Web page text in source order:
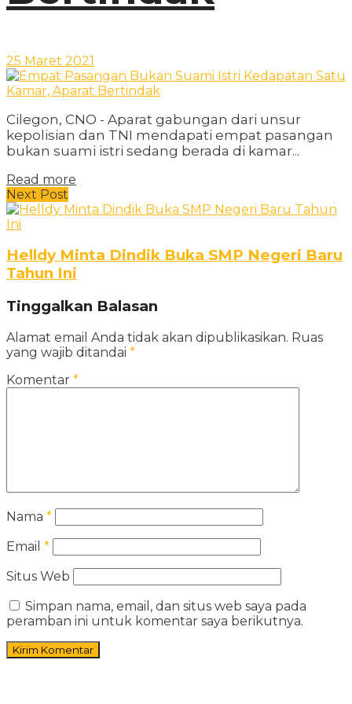
25 Maret 2021
Cilegon, CNO - Aparat gabungan dari unsur
kepolisian dan TNI mendapati empat pasangan
bukan suami istri sedang berada di kamar...
Read more
Next Post
Helldy Minta Dindik Buka SMP Negeri Baru
Tahun Ini
Tinggalkan Balasan
Alamat email Anda tidak akan dipublikasikan. Ruas
yang wajib ditandai *
Komentar *
Nama *
Email *
Situs Web
Simpan nama, email, dan situs web saya pada
peramban ini untuk komentar saya berikutnya.